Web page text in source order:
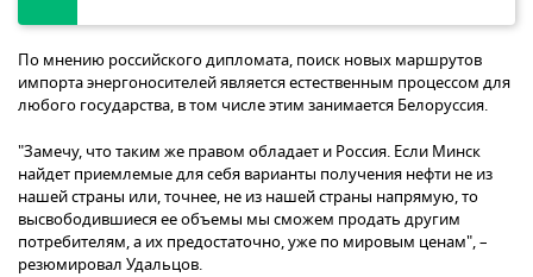
По мнению российского дипломата, поиск новых маршрутов
импорта энергоносителей является естественным процессом для
любого государства, в том числе этим занимается Белоруссия.
"Замечу, что таким же правом обладает и Россия. Если Минск
найдет приемлемые для себя варианты получения нефти не из
нашей страны или, точнее, не из нашей страны напрямую, то
высвободившиеся ее объемы мы сможем продать другим
потребителям, а их предостаточно, уже по мировым ценам", –
резюмировал Удальцов.